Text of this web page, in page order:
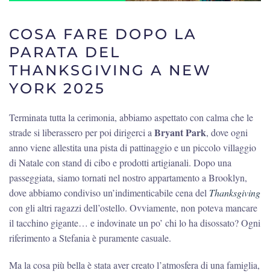
COSA FARE DOPO LA
PARATA DEL
THANKSGIVING A NEW
YORK 2025
Terminata tutta la cerimonia, abbiamo aspettato con calma che le
strade si liberassero per poi dirigerci aBryant Park, dove ogni
anno viene allestita una pista di pattinaggio e un piccolo villaggio
di Natale con stand di cibo e prodotti artigianali. Dopo una
passeggiata, siamo tornati nel nostro appartamento a Brooklyn,
dove abbiamo condiviso un’indimenticabile cena del Thanksgiving
con gli altri ragazzi dell’ostello. Ovviamente, non poteva mancare
il tacchino gigante… e indovinate un po’ chi lo ha disossato? Ogni
riferimento a Stefania è puramente casuale.
Ma la cosa più bella è stata aver creato l’atmosfera di una famiglia,